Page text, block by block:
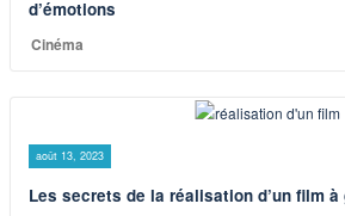
d’émotions
Cinéma
août 13, 2023
Les secrets de la réalisation d’un film à